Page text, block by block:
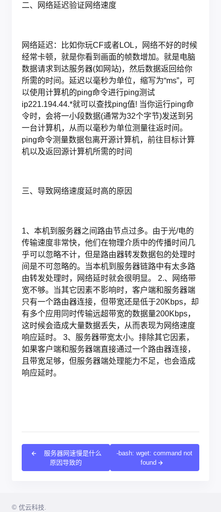
二、网络延迟验证网络速度
网络延迟：比如你玩CF或者LOL，网络不好的时候
经常卡顿，就是你看到画面的帧数增加。就是电脑
数据请求到达服务器(如网站)，然后数据返回给你
所需的时间。延迟以毫秒为单位，缩写为“ms”，可
以使用计算机的ping命令进行ping测试
ip221.194.44.*就可以查找ping值! 当你运行ping命
令时，会将一小段数据(通常为32个字节)发送到另
一台计算机，从而以毫秒为单位测量往返时间。
ping命令测量数据包离开源计算机，前往目标计算
机以及返回源计算机所需的时间
三、导致网络速度延时高的原因
1、本机到服务器之间路由节点过多。由于光/电的
传输速度非常快，他们在物理介质中的传播时间几
乎可以忽略不计，但是路由器转发数据包的处理时
间是不可忽略的。当本机到服务器链路中有太多路
由转发处理时，网络延时就会很明显。 2.、网络带
宽不够。当其它因素不影响时，客户端和服务器端
只有一个路由器连接，但带宽还是低于20Kbps，却
有多个应用同时传输远超带宽的数据量200Kbps，
这时候会造成大量数据丢失，从而表现为网络速度
响应延时。 3、服务器带宽太小。排除其它因素，
如果客户端和服务器端直接通过一个路由器连接，
且带宽足够，但服务器端处理能力不足，也会造成
响应延时。
服务器网速慢是什么
原因导致的
-bash: wget: command not
found
© 优云科技.